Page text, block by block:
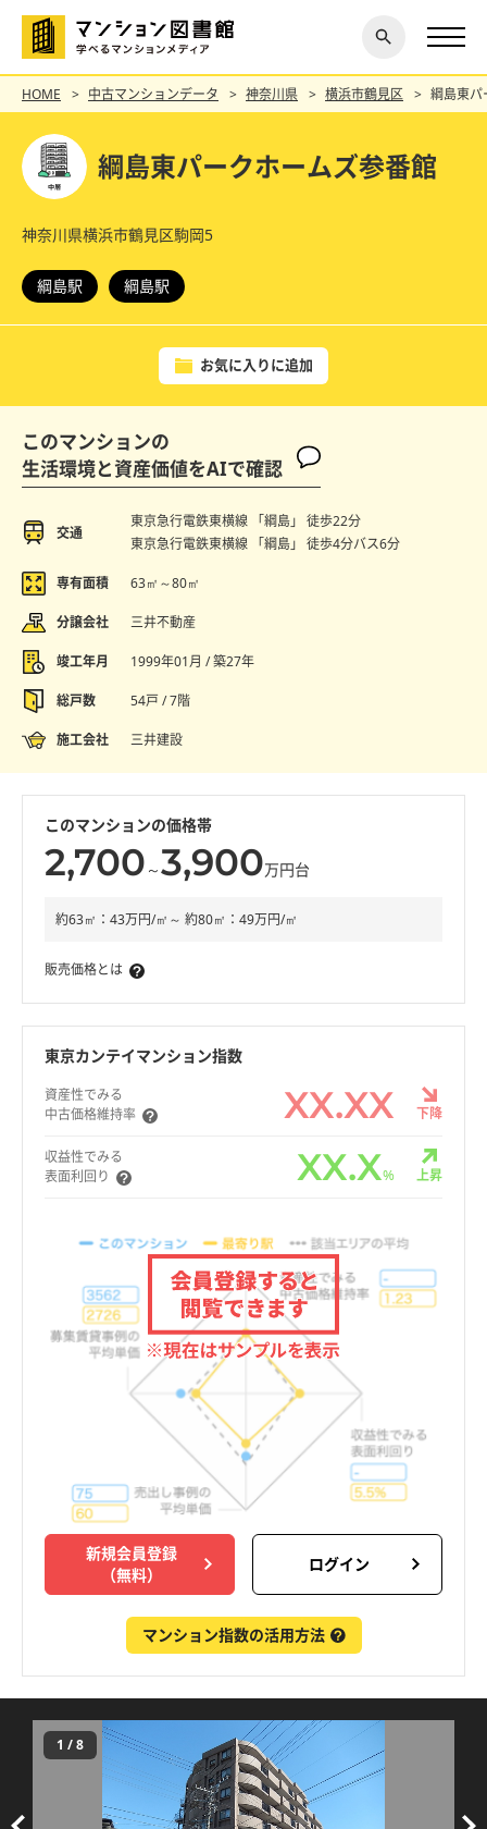
探す
閉じ
る
HOME 中古マンションデータ 神奈川県 横浜市鶴見区 綱島東パ
綱島東パークホームズ参番館
神奈川県横浜市鶴見区駒岡5
綱島駅 綱島駅
お気に入りに追加
このマンションの
生活環境と資産価値をAIで確認
交通
東京急行電鉄東横線 「綱島」 徒歩22分
東京急行電鉄東横線 「綱島」 徒歩4分バス6分
専有面積 63㎡～80㎡
分譲会社 三井不動産
竣工年月 1999年01月 / 築27年
総戸数 54戸 / 7階
施工会社 三井建設
このマンションの価格帯
2,700 ～3,900万円台
約63㎡：43万円/㎡～ 約80㎡：49万円/㎡
販売価格とは
東京カンテイマンション指数
資産性でみる
中古価格維持率
XX.XX 下降
収益性でみる
表面利回り
XX.X% 上昇
新規会員登録
（無料）
ログイン
マンション指数の活用方法
1 /8